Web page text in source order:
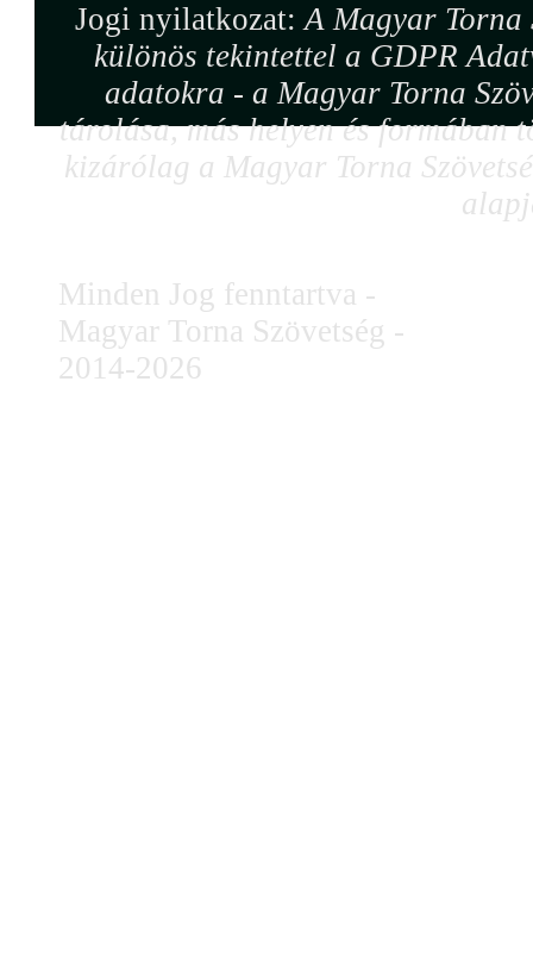
Jogi nyilatkozat:A Magyar Torna
különös tekintettel a GDPR
adatokra - a Magyar Torna
tárolása, más helyen és formában
kizárólag a Magyar Torna
Minden Jog fenntartva -
Magyar Torna Szövetség -
2014-2026